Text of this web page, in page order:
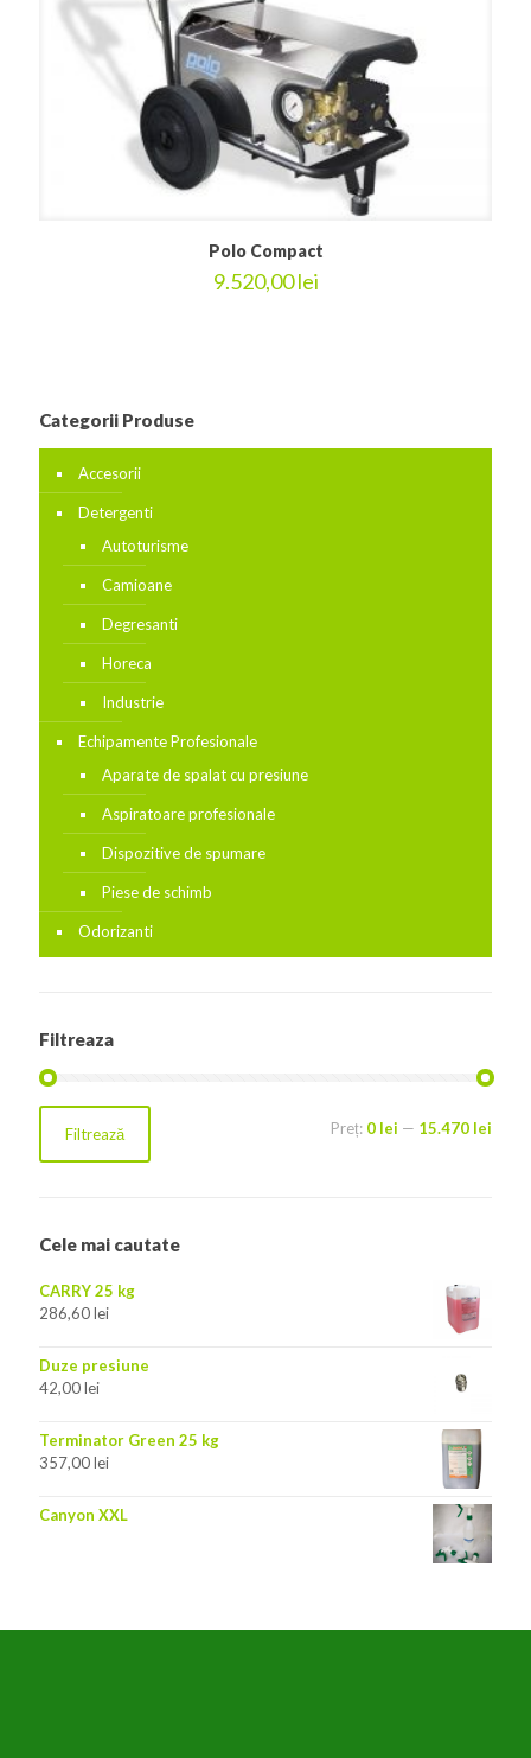
Polo Compact
9.520,00lei
Categorii Produse
Accesorii
Detergenti
Autoturisme
Camioane
Degresanti
Horeca
Industrie
Echipamente Profesionale
Aparate de spalat cu presiune
Aspiratoare profesionale
Dispozitive de spumare
Piese de schimb
Odorizanti
Filtreaza
Filtrează Preț: 0 lei — 15.470 lei
Cele mai cautate
CARRY 25 kg
286,60lei
Duze presiune
42,00lei
Terminator Green 25 kg
357,00lei
Canyon XXL